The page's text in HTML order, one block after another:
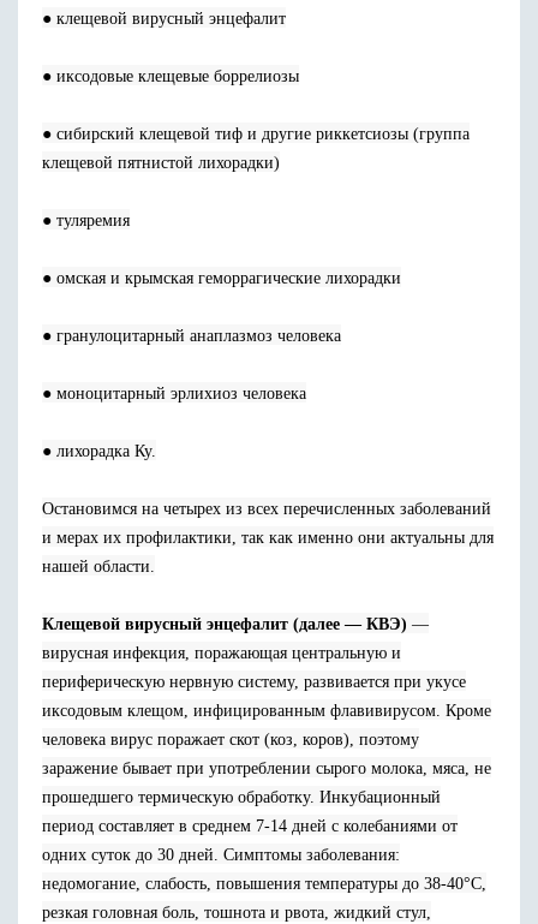
● клещевой вирусный энцефалит
● иксодовые клещевые боррелиозы
● сибирский клещевой тиф и другие риккетсиозы (группа
клещевой пятнистой лихорадки)
● туляремия
● омская и крымская геморрагические лихорадки
● гранулоцитарный анаплазмоз человека
● моноцитарный эрлихиоз человека
● лихорадка Ку.
Остановимся на четырех из всех перечисленных заболеваний
и мерах их профилактики, так как именно они актуальны для
нашей области.
Клещевой вирусный энцефалит (далее — КВЭ) —
вирусная инфекция, поражающая центральную и
периферическую нервную систему, развивается при укусе
иксодовым клещом, инфицированным флавивирусом. Кроме
человека вирус поражает скот (коз, коров), поэтому
заражение бывает при употреблении сырого молока, мяса, не
прошедшего термическую обработку. Инкубационный
период составляет в среднем 7-14 дней с колебаниями от
одних суток до 30 дней. Симптомы заболевания:
недомогание, слабость, повышения температуры до 38-40°С,
резкая головная боль, тошнота и рвота, жидкий стул,